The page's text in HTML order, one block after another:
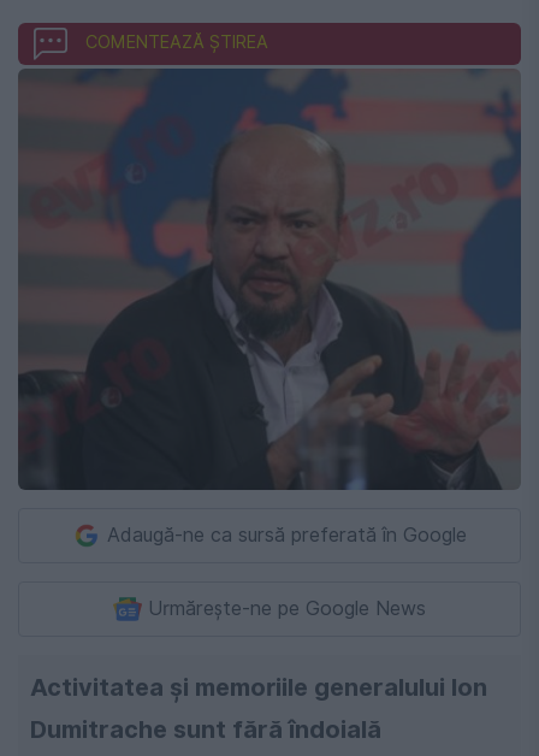
COMENTEAZĂ ȘTIREA
Adaugă-ne ca sursă preferată în Google
Urmărește-ne pe Google News
Activitatea și memoriile generalului Ion
Dumitrache sunt fără îndoială